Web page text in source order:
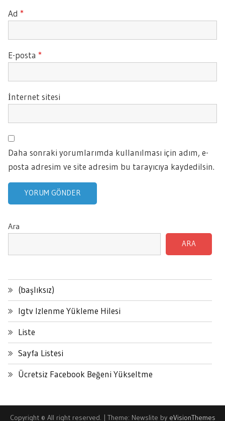
Ad *
E-posta *
İnternet sitesi
Daha sonraki yorumlarımda kullanılması için adım, e-
posta adresim ve site adresim bu tarayıcıya kaydedilsin.
Ara
ARA
(başlıksız)
Igtv Izlenme Yükleme Hilesi
Liste
Sayfa Listesi
Ücretsiz Facebook Beğeni Yükseltme
Copyright © All right reserved. | Theme: Newslite by eVisionThemes